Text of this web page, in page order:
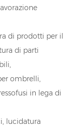
di prodotti per il
di parti
ombrelli,
in lega di
lucidatura